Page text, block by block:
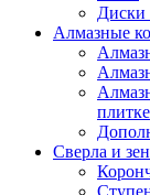
Алмазные
плитке
Сверла и